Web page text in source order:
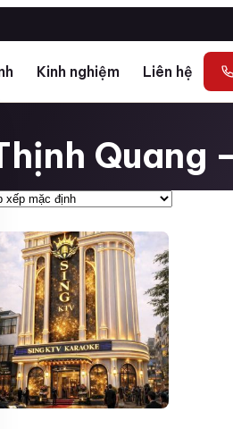
Kinh nghiệm Liên hệ
Quang